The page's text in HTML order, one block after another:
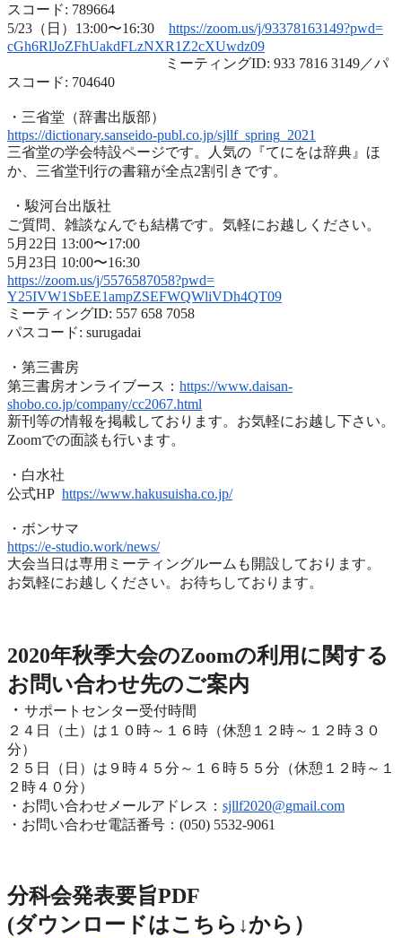
スコード: 789664
5/23（日）13:00〜16:30 https://zoom.us/j/93378163149?pwd=
cGh6RlJoZFhUakdFLzNXR1Z2cXUwdz09
ミーティングID: 933 7816 3149／パ
スコード: 704640
・三省堂（辞書出版部）
https://dictionary.sanseido-publ.co.jp/sjllf_spring_2021
三省堂の学会特設ページです。人気の『てにをは辞典』ほ
か、 三省堂刊行の書籍が全点2割引きです。
・駿河台出版社
ご質問、雑談なんでも結構です。気軽にお越しください。
5月22日 13:00〜17:00
5月23日 10:00〜16:30
https://zoom.us/j/5576587058?pwd=
Y25IVW1SbEE1ampZSEFWQWliVDh4QT09
ミーティングID: 557 658 7058
パスコード: surugadai
・第三書房
第三書房オンライブース： https://www.daisan-
shobo.co.jp/company/cc2067.html
新刊等の情報を掲載しております。お気軽にお越し下さい。
Zoomでの面談も行います。
・白水社
公式HP https://www.hakusuisha.co.jp/
・ボンサマ
https://e-studio.work/news/
大会当日は専用ミーティングルームも開設しております。
お気軽にお越しください。お待ちしております。
2020年秋季大会のZoomの利用に関する
お問い合わせ先のご案内
・ サポートセンター受付時間
２４日（土）は１０時～１６時（休憩１２時～１２時３０
分）
２５日（日）は９時４５分～１６時５５分（休憩１２時～ １
２時４０分）
・お問い合わせメールアドレス： sjllf2020@gmail.com
・お問い合わせ電話番号：(050) 5532-9061
分科会発表要旨PDF
(ダウンロードはこちら↓から ）